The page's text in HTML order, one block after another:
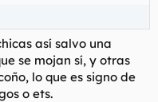
así salvo una
se mojan sí, y otras
lo que es signo de
o ets.